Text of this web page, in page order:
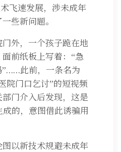
速发展，涉未成年
些新问题。
外，一个孩子跪在地
面前纸板上写着：“急
”……此前，一条名为
院门口乞讨”的短视频
门介入后发现，这是
的，意图借此诱骗用
以新技术规避未成年